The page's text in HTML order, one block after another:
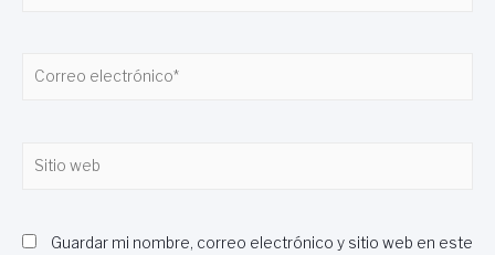
electrónico*
web
Guardar mi nombre, correo electrónico y sitio web en este